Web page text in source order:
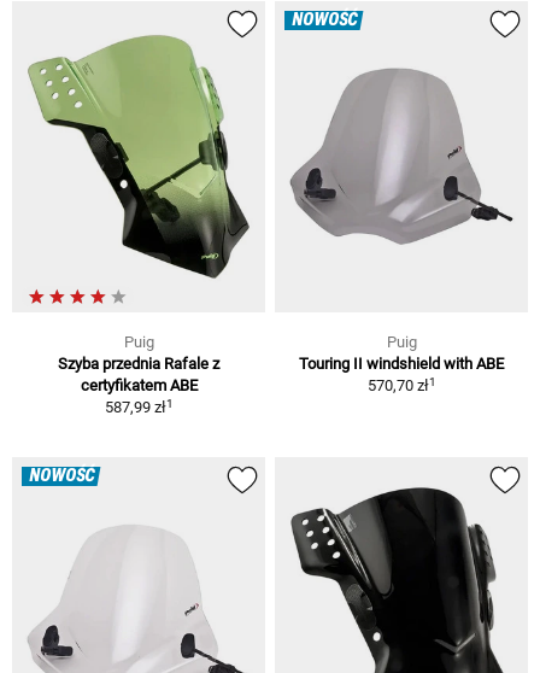
Puig
Szyba przednia Rafale z
certyfikatem ABE
587,99 zł1
NOWOŚĆ
Puig
Touring II windshield with ABE
570,70 zł1
NOWOŚĆ